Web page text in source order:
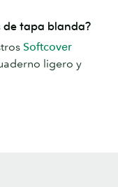
de tapa blanda?
Softcover
ligero y